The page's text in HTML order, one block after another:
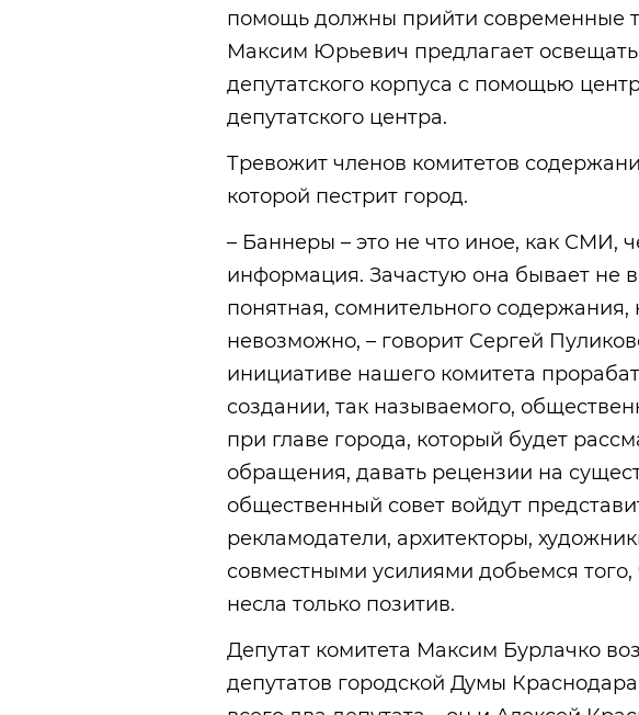
помощь должны прийти современные
Максим Юрьевич предлагает освещать
депутатского корпуса с помощью
депутатского центра.
Тревожит членов комитетов
которой пестрит город.
– Баннеры – это не что иное, как СМИ,
информация. Зачастую она бывает не
понятная, сомнительного содержания,
невозможно, – говорит Сергей
инициативе нашего комитета
создании, так называемого,
при главе города, который будет
обращения, давать рецензии на
общественный совет войдут
рекламодатели, архитекторы,
совместными усилиями добьемся
несла только позитив.
Депутат комитета Максим Бурлачко
депутатов городской Думы